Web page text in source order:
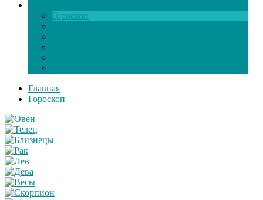
Гороскоп
Главная
Гороскоп